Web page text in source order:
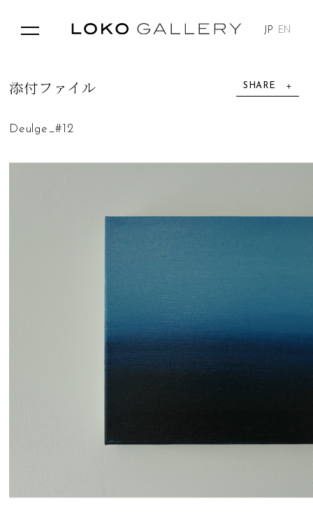
JP EN
SHARE
添付 フ ァ イ ル
Deulge_#12